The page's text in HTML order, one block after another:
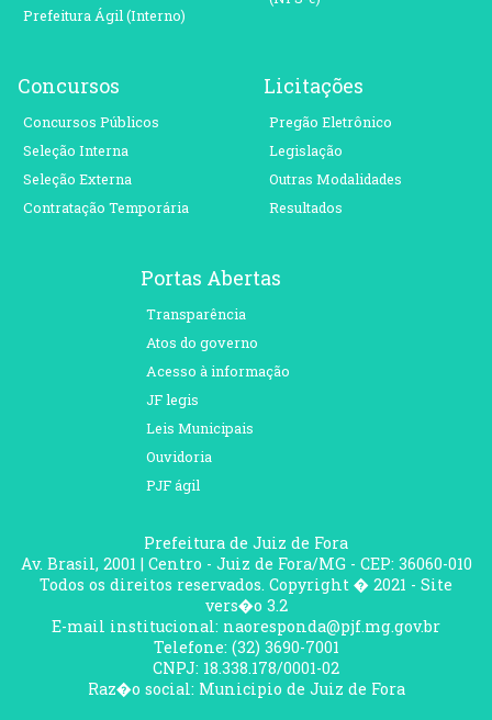
Prefeitura Ágil (Interno)
Concursos
Concursos Públicos
Seleção Interna
Seleção Externa
Contratação Temporária
Licitações
Pregão Eletrônico
Legislação
Outras Modalidades
Resultados
Portas Abertas
Transparência
Atos do governo
Acesso à informação
JF legis
Leis Municipais
Ouvidoria
PJF ágil
Prefeitura de Juiz de Fora
Av. Brasil, 2001 | Centro - Juiz de Fora/MG - CEP: 36060-010
Todos os direitos reservados. Copyright � 2021 - Site
vers�o 3.2
E-mail institucional: naoresponda@pjf.mg.gov.br
Telefone: (32) 3690-7001
CNPJ: 18.338.178/0001-02
Raz�o social: Municipio de Juiz de Fora